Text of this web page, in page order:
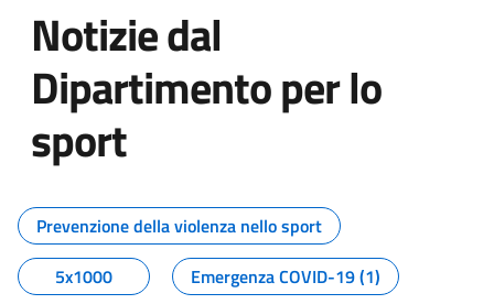
Notizie dal
Dipartimento per lo
sport
Tutti i contenuti della pagina
Prevenzione della violenza nello sport
5x1000
Emergenza COVID-19 (1)